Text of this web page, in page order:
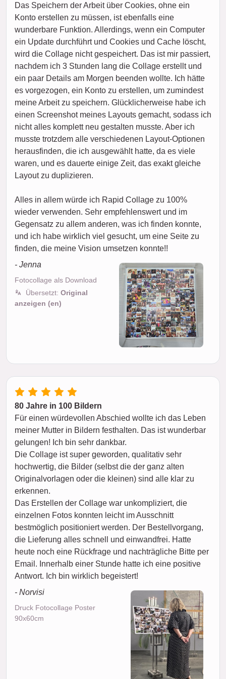
Das Speichern der Arbeit über Cookies, ohne ein
Konto erstellen zu müssen, ist ebenfalls eine
wunderbare Funktion. Allerdings, wenn ein Computer
ein Update durchführt und Cookies und Cache löscht,
wird die Collage nicht gespeichert. Das ist mir passiert,
nachdem ich 3 Stunden lang die Collage erstellt und
ein paar Details am Morgen beenden wollte. Ich hätte
es vorgezogen, ein Konto zu erstellen, um zumindest
meine Arbeit zu speichern. Glücklicherweise habe ich
einen Screenshot meines Layouts gemacht, sodass ich
nicht alles komplett neu gestalten musste. Aber ich
musste trotzdem alle verschiedenen Layout-Optionen
herausfinden, die ich ausgewählt hatte, da es viele
waren, und es dauerte einige Zeit, das exakt gleiche
Layout zu duplizieren.
Alles in allem würde ich Rapid Collage zu 100%
wieder verwenden. Sehr empfehlenswert und im
Gegensatz zu allem anderen, was ich finden konnte,
und ich habe wirklich viel gesucht, um eine Seite zu
finden, die meine Vision umsetzen konnte!!
- Jenna
Fotocollage als Download
Übersetzt: Original
anzeigen (en)
80 Jahre in 100 Bildern
Für einen würdevollen Abschied wollte ich das Leben
meiner Mutter in Bildern festhalten. Das ist wunderbar
gelungen! Ich bin sehr dankbar.
Die Collage ist super geworden, qualitativ sehr
hochwertig, die Bilder (selbst die der ganz alten
Originalvorlagen oder die kleinen) sind alle klar zu
erkennen.
Das Erstellen der Collage war unkompliziert, die
einzelnen Fotos konnten leicht im Ausschnitt
bestmöglich positioniert werden. Der Bestellvorgang,
die Lieferung alles schnell und einwandfrei. Hatte
heute noch eine Rückfrage und nachträgliche Bitte per
Email. Innerhalb einer Stunde hatte ich eine positive
Antwort. Ich bin wirklich begeistert!
- Norvisi
Druck Fotocollage Poster
90x60cm